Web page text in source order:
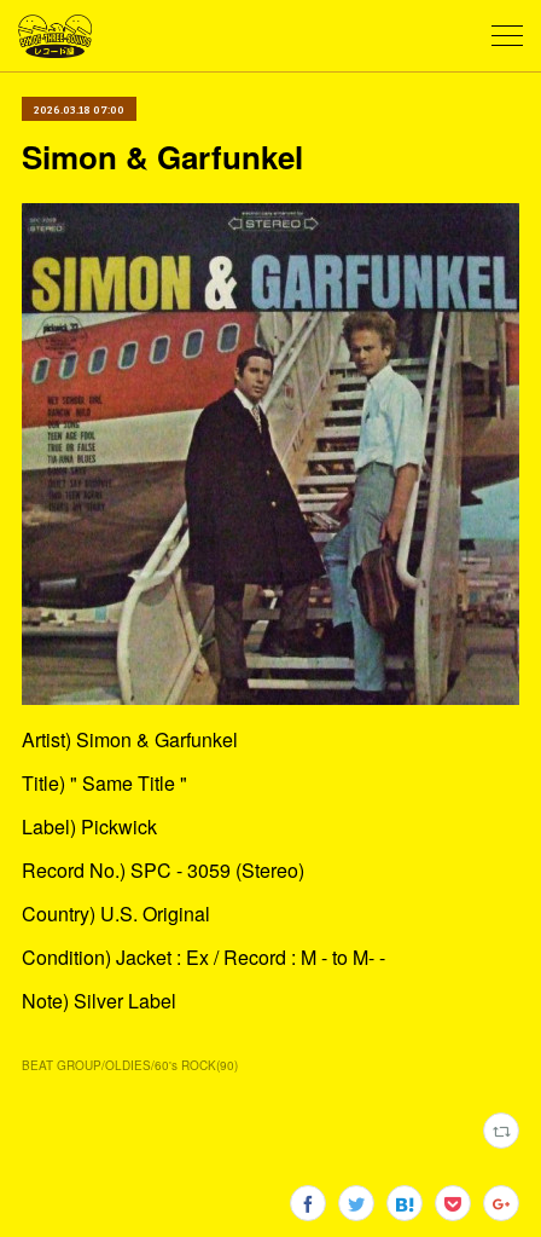
2026.03.18 07:00
Simon & Garfunkel
Artist) Simon & Garfunkel
Title) " Same Title "
Label) Pickwick
Record No.) SPC - 3059 (Stereo)
Country) U.S. Original
Condition) Jacket : Ex / Record : M - to M- -
Note) Silver Label
BEAT GROUP/OLDIES/60's ROCK(90)